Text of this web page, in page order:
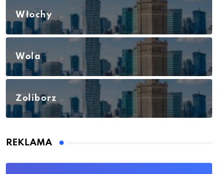
Włochy
Wola
Żoliborz
REKLAMA